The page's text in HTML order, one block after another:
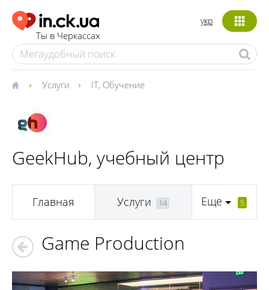
Ты в Черкассах
укр
Услуги IT, Обучение
GeekHub, учебный центр
Главная Услуги 14 Еще 5
Game Production